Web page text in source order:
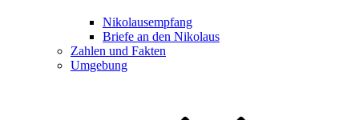
Nikolausempfang
Briefe an den Nikolaus
Zahlen und Fakten
Umgebung